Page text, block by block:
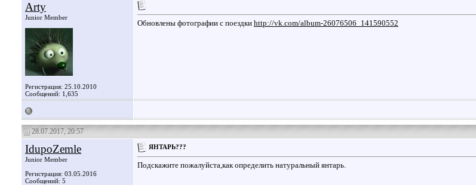
Arty
Junior Member
Регистрация: 25.10.2010
Сообщений: 1,635
Обновлены фотографии с поездки http://vk.com/album-26076506_141590552
28.07.2017, 20:57
IdupoZemle
Junior Member
Регистрация: 03.05.2016
Сообщений: 5
ЯНТАРЬ???
Подскажите пожалуйста,как определить натуральный янтарь.